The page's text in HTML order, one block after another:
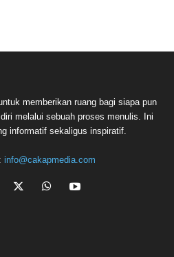
memberikan ruang bagi siapa pun
melalui sebuah proses menulis. Ini
informatif sekaligus inspiratif.
info@cakapmedia.com